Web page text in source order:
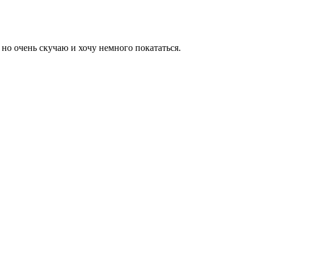
очень скучаю и хочу немного покататься.